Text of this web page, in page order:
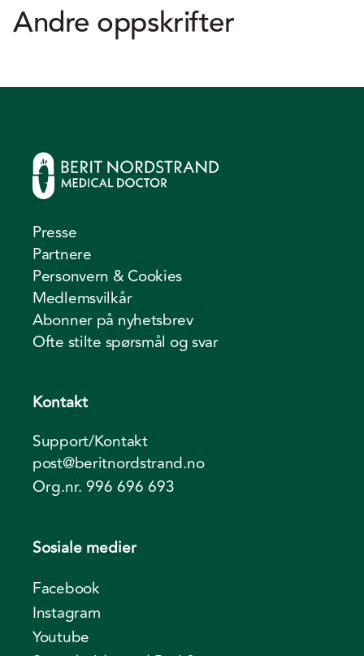
Andre oppskrifter
Presse
Partnere
Personvern & Cookies
Medlemsvilkår
Abonner på nyhetsbrev
Ofte stilte spørsmål og svar
Kontakt
Support/Kontakt
post@beritnordstrand.no
Org.nr. 996 696 693
Sosiale medier
Facebook
Instagram
Youtube